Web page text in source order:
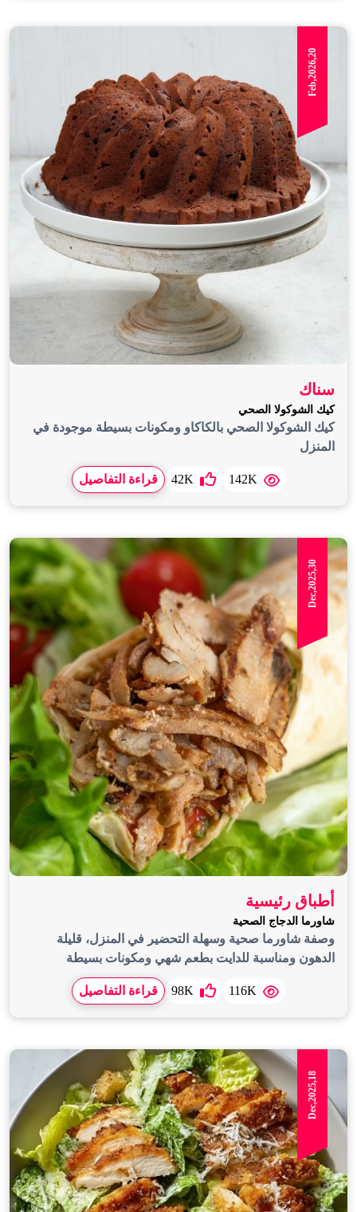
Feb,2026,20
سناك
كيك الشوكولا الصحي
كيك الشوكولا الصحي بالكاكاو ومكونات بسيطة موجودة في
المنزل
142K
42K قراءة التفاصيل
Dec,2025,30
أطباق رئيسية
شاورما الدجاج الصحية
وصفة شاورما صحية وسهلة التحضير في المنزل، قليلة
الدهون ومناسبة للدايت بطعم شهي ومكونات بسيطة
116K
98K قراءة التفاصيل
Dec,2025,18